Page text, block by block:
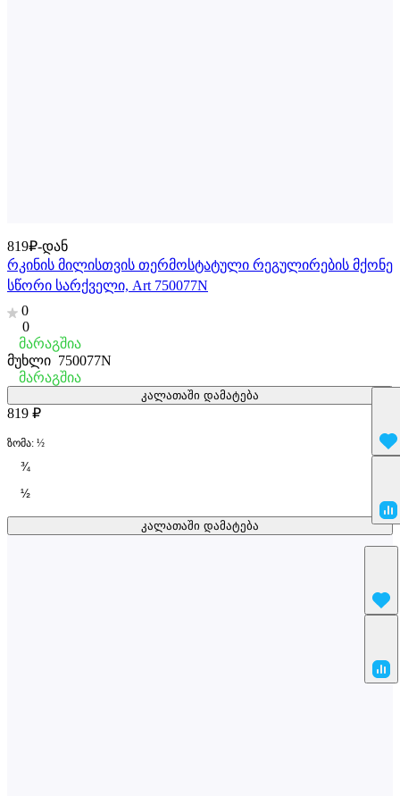
819₽-დან
რკინის მილისთვის თერმოსტატული რეგულირების მქონე
სწორი სარქველი, Art 750077N
0
0
მარაგშია
მუხლი 750077N
კალათაში დამატება
მარაგშია
კალათაში დამატება
819 ₽
ზომა: ½
¾
½